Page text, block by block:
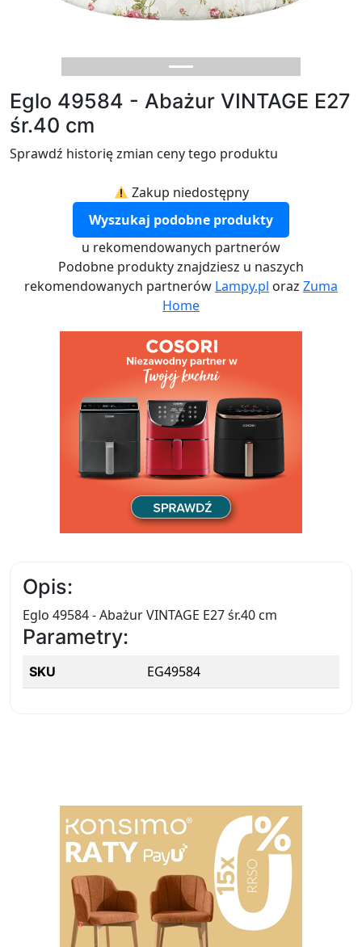
Eglo 49584 - Abażur VINTAGE E27
śr.40 cm
Sprawdź historię zmian ceny tego produktu
Zakup niedostępny
Wyszukaj podobne produkty
u rekomendowanych partnerów
Podobne produkty znajdziesz u naszych
rekomendowanych partnerów Lampy.pl oraz Zuma
Home
Opis:
Eglo 49584 - Abażur VINTAGE E27 śr.40 cm
Parametry:
SKU EG49584